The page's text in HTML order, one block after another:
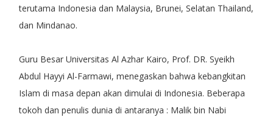
terutama Indonesia dan Malaysia, Brunei, Selatan Thailand,
dan Mindanao.
Guru Besar Universitas Al Azhar Kairo, Prof. DR. Syeikh
Abdul Hayyi Al-Farmawi, menegaskan bahwa kebangkitan
Islam di masa depan akan dimulai di Indonesia. Beberapa
tokoh dan penulis dunia di antaranya : Malik bin Nabi